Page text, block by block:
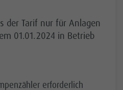
der Tarif nur für Anlagen
01.01.2024 in Betrieb
erforderlich